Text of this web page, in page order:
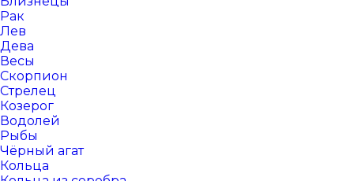
Рак
Лев
Дева
Весы
Скорпион
Стрелец
Козерог
Водолей
Рыбы
Чёрный агат
Кольца